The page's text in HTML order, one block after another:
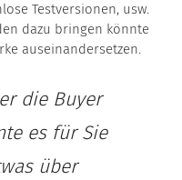
Testversionen, usw.
dazu bringen könnte
auseinandersetzen.
die Buyer
es für Sie
über